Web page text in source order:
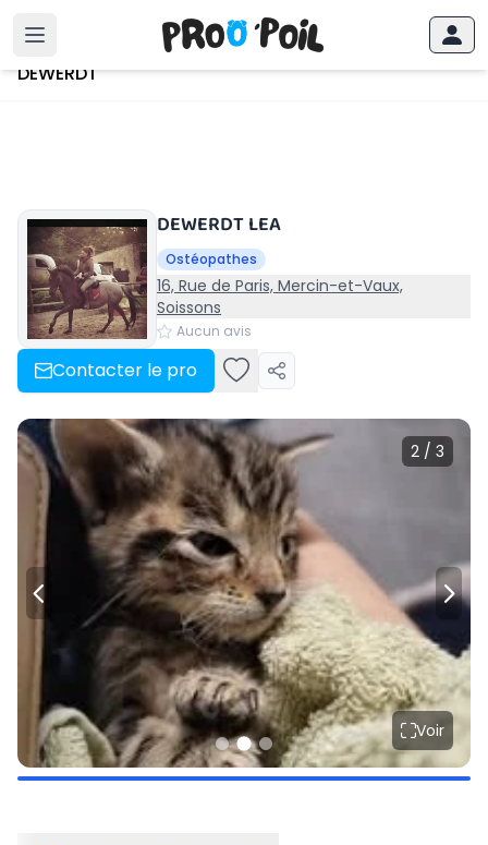
Accueil
DEWERDT
DEWERDT LEA
Ostéopathes
16, Rue de Paris, Mercin-et-Vaux,
Soissons
Aucun avis
Contacter le pro
2 / 3
Voir